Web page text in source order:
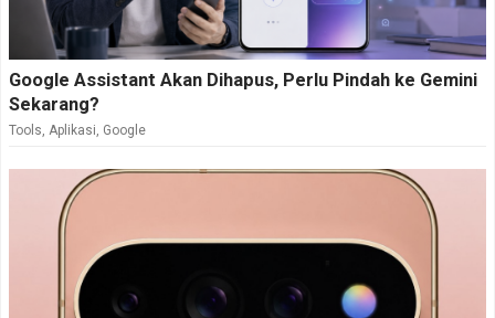
Google Assistant Akan Dihapus, Perlu Pindah ke Gemini
Sekarang?
Tools, Aplikasi, Google